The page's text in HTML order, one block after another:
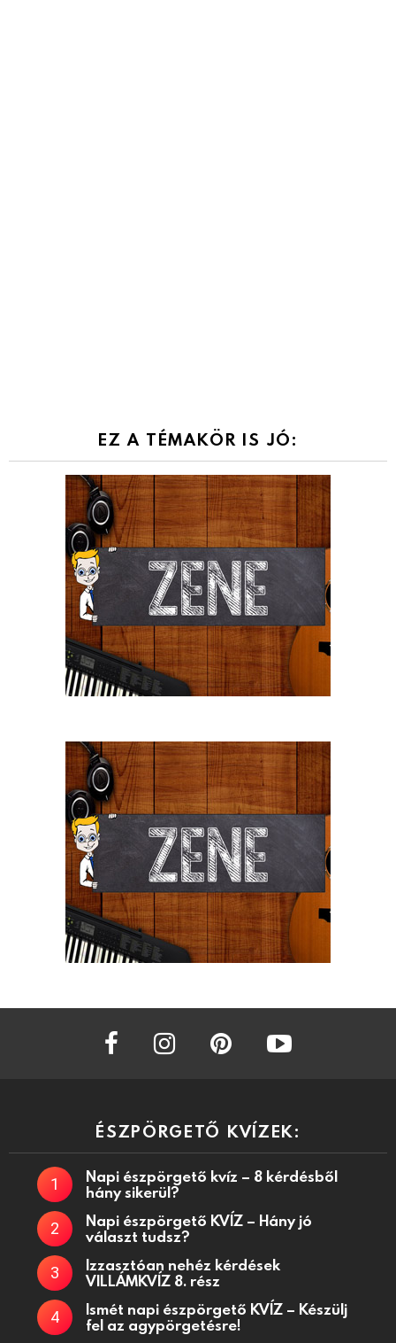
EZ A TÉMAKÖR IS JÓ:
facebook instagram
ÉSZPÖRGETŐ KVÍZEK:
Napi észpörgető kvíz – 8 kérdésből
hány sikerül?
Napi észpörgető KVÍZ – Hány jó
választ tudsz?
Izzasztóan nehéz kérdések
VILLÁMKVÍZ 8. rész
Ismét napi észpörgető KVÍZ – Készülj
fel az agypörgetésre!